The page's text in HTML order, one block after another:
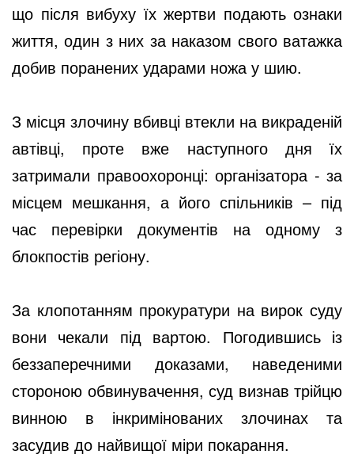
що після вибуху їх жертви подають ознаки
життя, один з них за наказом свого ватажка
добив поранених ударами ножа у шию.
З місця злочину вбивці втекли на викраденій
автівці, проте вже наступного дня їх
затримали правоохоронці: організатора - за
місцем мешкання, а його спільників – під
час перевірки документів на одному з
блокпостів регіону.
За клопотанням прокуратури на вирок суду
вони чекали під вартою. Погодившись із
беззаперечними доказами, наведеними
стороною обвинувачення, суд визнав трійцю
винною в інкримінованих злочинах та
засудив до найвищої міри покарання.